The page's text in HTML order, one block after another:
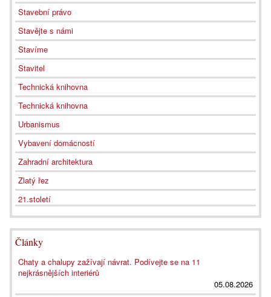
Stavební právo
Stavějte s námi
Stavíme
Stavitel
Technická knihovna
Technická knihovna
Urbanismus
Vybavení domácností
Zahradní architektura
Zlatý řez
21.století
Články
Chaty a chalupy zažívají návrat. Podívejte se na 11
nejkrásnějších interiérů
05.08.2026